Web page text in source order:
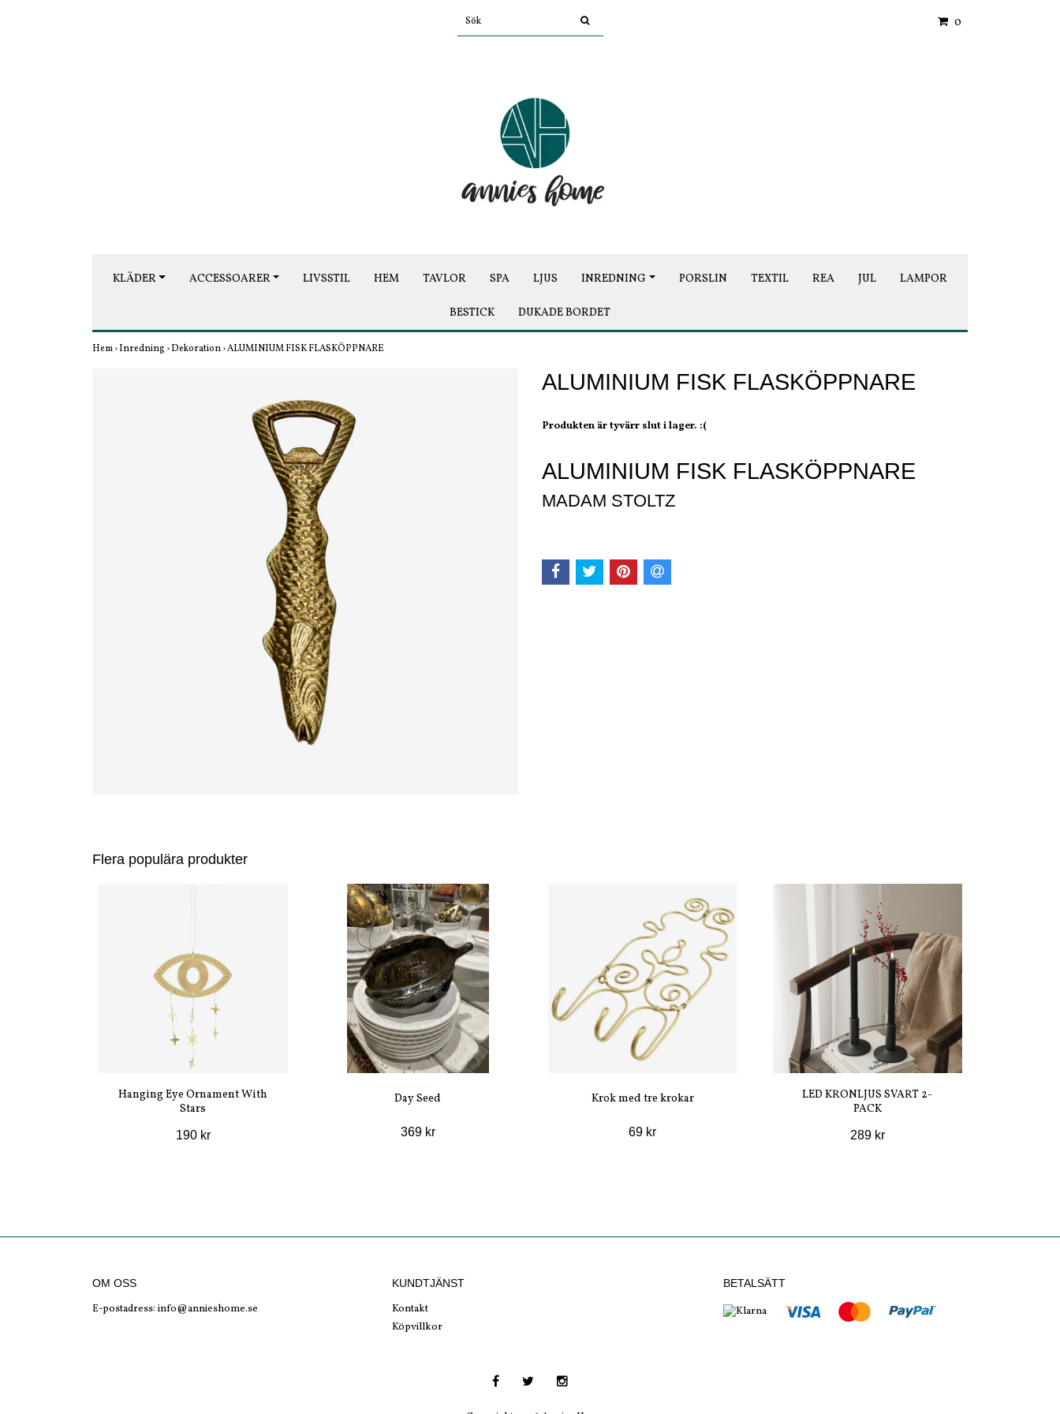
0
KLÄDER ACCESSOARER LIVSSTIL HEM TAVLOR SPA LJUS INREDNING PORSLIN TEXTIL REA JUL LAMPOR
BESTICK DUKADE BORDET
Hem›Inredning ›Dekoration›ALUMINIUM FISK FLASKÖPPNARE
ALUMINIUM FISK FLASKÖPPNARE
Produkten är tyvärr slut i lager. :(
ALUMINIUM FISK FLASKÖPPNARE
MADAM STOLTZ
Flera populära produkter
Hanging Eye Ornament With
Stars
190 kr
Day Seed
369 kr
Krok med tre krokar
69 kr
LED KRONLJUS SVART 2-
PACK
289 kr
OM OSS
E-postadress: info@annieshome.se
KUNDTJÄNST
Kontakt
Köpvillkor
BETALSÄTT